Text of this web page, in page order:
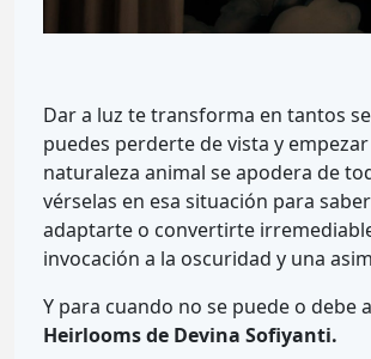
Dar a luz te transforma en tantos
puedes perderte de vista y
naturaleza animal se apodera de
vérselas en esa situación para
adaptarte o convertirte
invocación a la oscuridad y una
Y para cuando no se puede o debe
Heirlooms de Devina Sofiyanti.